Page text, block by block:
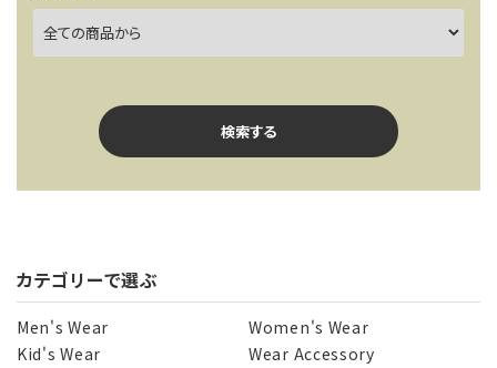
検索する
キーワード
カテゴリーで選ぶ
Men's Wear
Women's Wear
Kid's Wear
Wear Accessory